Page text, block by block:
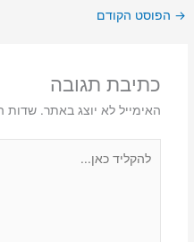
→ הפוסט הקודם
כתיבת תגובה
האימייל לא יוצג באתר. שדות
כאן...